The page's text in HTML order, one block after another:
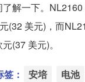
解一下。
(32 美元)，而
(37 美元)。
： 安培 电池